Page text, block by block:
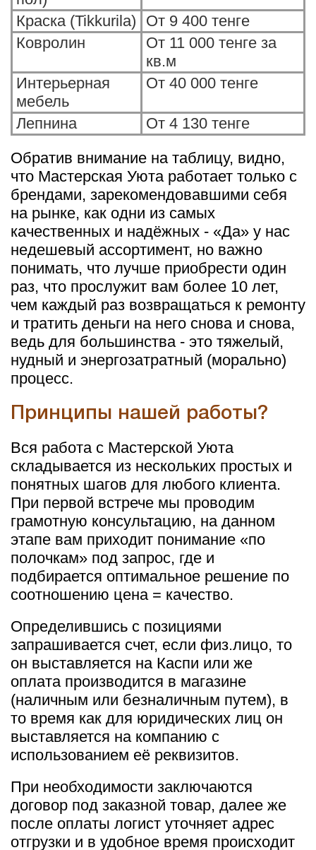
Краска (Tikkurila)
От 9 400 тенге
Ковролин
От 11 000 тенге за
кв.м
Интерьерная
мебель
От 40 000 тенге
Лепнина
От 4 130 тенге
Обратив внимание на таблицу, видно,
что Мастерская Уюта работает только с
брендами, зарекомендовавшими себя
на рынке, как одни из самых
качественных и надёжных - «Да» у нас
недешевый ассортимент, но важно
понимать, что лучше приобрести один
раз, что прослужит вам более 10 лет,
чем каждый раз возвращаться к ремонту
и тратить деньги на него снова и снова,
ведь для большинства - это тяжелый,
нудный и энергозатратный (морально)
процесс.
Принципы нашей работы?
Вся работа с Мастерской Уюта
складывается из нескольких простых и
понятных шагов для любого клиента.
При первой встрече мы проводим
грамотную консультацию, на данном
этапе вам приходит понимание «по
полочкам» под запрос, где и
подбирается оптимальное решение по
соотношению цена = качество.
Определившись с позициями
запрашивается счет, если физ.лицо, то
он выставляется на Каспи или же
оплата производится в магазине
(наличным или безналичным путем), в
то время как для юридических лиц он
выставляется на компанию с
использованием её реквизитов.
При необходимости заключаются
договор под заказной товар, далее же
после оплаты логист уточняет адрес
отгрузки и в удобное время происходит